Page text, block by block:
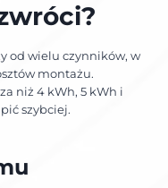
od wielu czynników, w
montażu.
niż 4 kWh, 5 kWh i
szybciej.